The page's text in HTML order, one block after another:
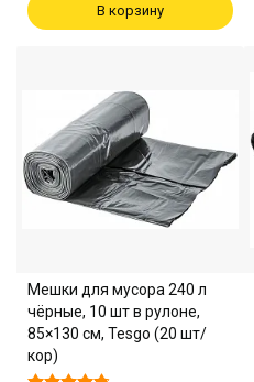
В корзину
Мешки для мусора 240 л
чёрные, 10 шт в рулоне,
85×130 см, Tesgo (20 шт/
кор)